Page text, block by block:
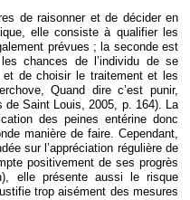
de raisonner et de décider en
elle consiste à qualifier les
prévues ; la seconde est
chances de l’individu de se
et de choisir le traitement et les
Quand dire c’est punir,
Saint Louis, 2005, p. 164). La
des peines entérine donc
manière de faire. Cependant,
sur l’appréciation régulière de
positivement de ses progrès
elle présente aussi le risque
trop aisément des mesures